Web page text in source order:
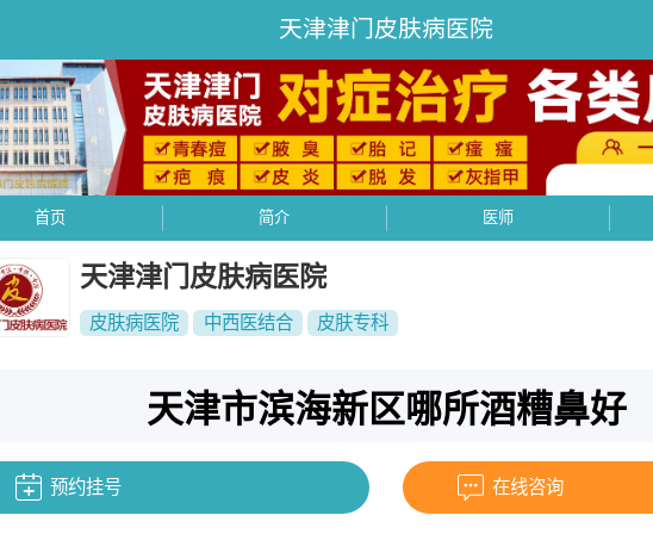
天津津门皮肤病医院
首页 简介 医师
天津津门皮肤病医院
皮肤病医院 中西医结合 皮肤专科
天津市滨海新区哪所酒糟鼻好
预约挂号 在线咨询